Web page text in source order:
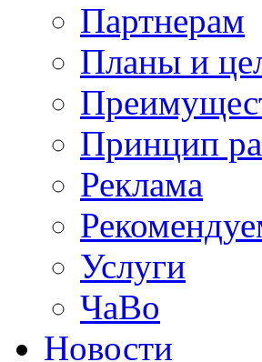
Партнерам
Планы и
Принцип
Реклама
Услуги
ЧаВо
Новости